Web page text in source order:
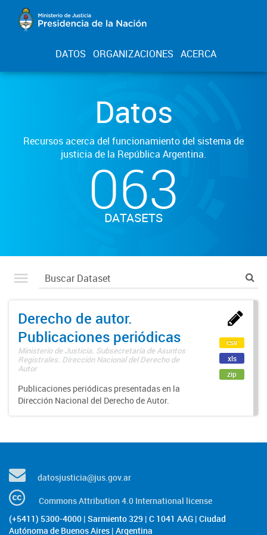
DATOS ORGANIZACIONES ACERCA
Datos
Recursos acerca del funcionamiento del sistema de
justicia de la República Argentina.
063
DATASETS
Derecho de autor.
Publicaciones periódicas
Ministerio de Justicia. Subsecretaría de Asuntos
Registrales. Dirección Nacional del Derecho de
Autor
Publicaciones periódicas presentadas en la
Dirección Nacional del Derecho de Autor.
csv
xls
zip
datosjusticia@jus.gov.ar
Commons Attribution 4.0 International license
(+5411) 5300-4000 | Sarmiento 329 | C 1041 AAG | Ciudad
Autónoma de Buenos Aires | Argentina